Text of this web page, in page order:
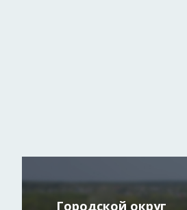
Городской округ